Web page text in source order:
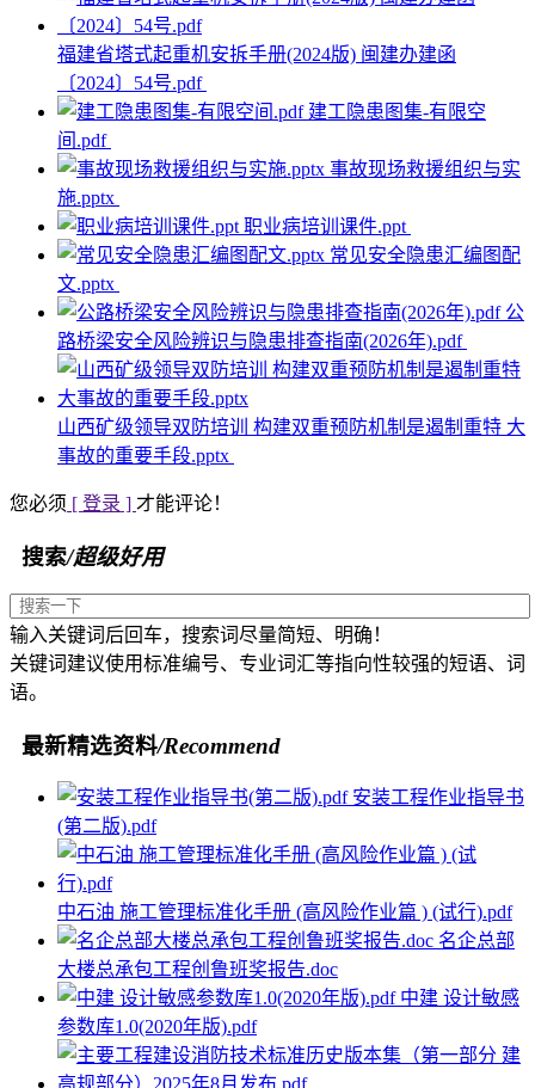
福建省塔式起重机安拆手册(2024版) 闽建办建函
〔2024〕54号.pdf
建工隐患图集-有限空
间.pdf
事故现场救援组织与实
施.pptx
职业病培训课件.ppt
常见安全隐患汇编图配
文.pptx
公
路桥梁安全风险辨识与隐患排查指南(2026年).pdf
山西矿级领导双防培训 构建双重预防机制是遏制重特 大
事故的重要手段.pptx
您必须 [ 登录 ] 才能评论！
搜索/超级好用
输入关键词后回车，搜索词尽量简短、明确！
关键词建议使用标准编号、专业词汇等指向性较强的短语、词
语。
最新精选资料/Recommend
安装工程作业指导书
(第二版).pdf
中石油 施工管理标准化手册 (高风险作业篇 ) (试行).pdf
名企总部
大楼总承包工程创鲁班奖报告.doc
中建 设计敏感
参数库1.0(2020年版).pdf